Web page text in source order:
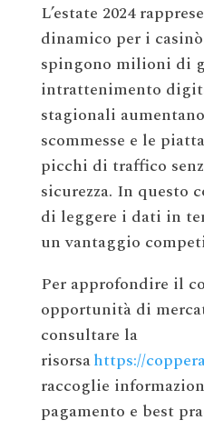
L’estate 2024
dinamico per i
spingono milioni di
intrattenimento
stagionali
scommesse e le
picchi di traffico
sicurezza. In questo
di leggere i dati in
un vantaggio
Per approfondire il
opportunità di
consultare la
risorsahttps://
raccoglie
pagamento e best